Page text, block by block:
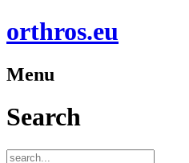
orthros.eu
Menu
Search